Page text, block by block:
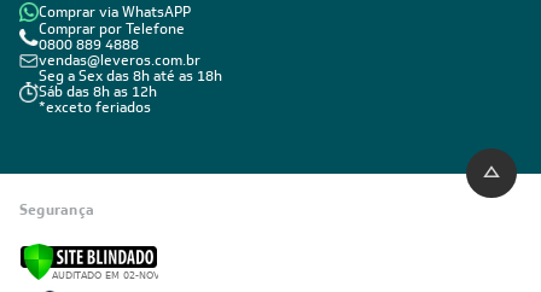
Comprar via WhatsAPP
Comprar por Telefone
0800 889 4888
vendas@leveros.com.br
Seg a Sex das 8h até as 18h
Sáb das 8h as 12h
*exceto feriados
Segurança